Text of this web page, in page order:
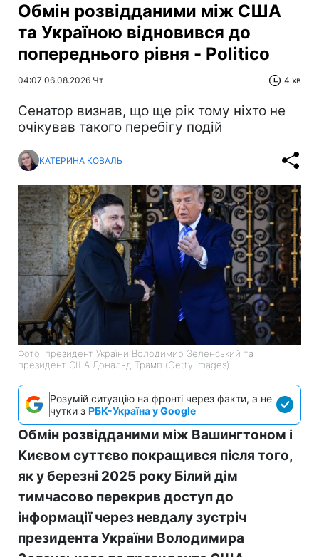
Обмін розвідданими між США
та Україною відновився до
попереднього рівня - Politico
04:07 06.08.2026 Чт 4 хв
Сенатор визнав, що ще рік тому ніхто не
очікував такого перебігу подій
КАТЕРИНА КОВАЛЬ
Фото: президент України Володимир Зеленський та
президент США Дональд Трамп (Getty Images)
Розумій ситуацію на фронті через факти, а не
чутки з РБК-Україна у Google
Обмін розвідданими між Вашингтоном і
Києвом суттєво покращився після того,
як у березні 2025 року Білий дім
тимчасово перекрив доступ до
інформації через невдалу зустріч
президента України Володимира